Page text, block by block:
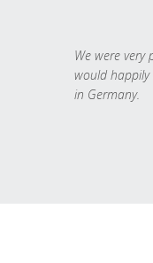
We were very
would happily
in Germany.